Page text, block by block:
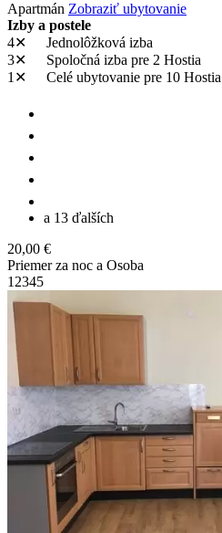
Apartmán Zobraziť ubytovanie
Izby a postele
4✕
Jednolôžková izba
3✕
Spoločná izba pre 2 Hostia
1✕
Celé ubytovanie pre 10 Hostia
a 13 ďalších
20,00 €
Priemer za noc a Osoba
12345